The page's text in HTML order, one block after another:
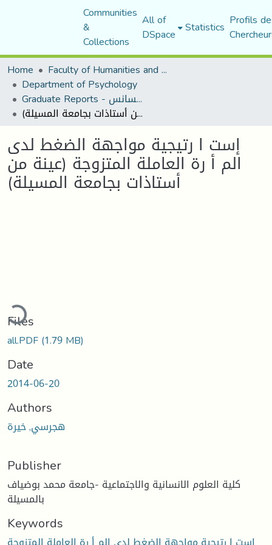
Communities
&
Collections
All of
DSpace Statistics Profils
Home
Faculty of Humanities and Social Sciences
Department of Psychology
Graduate Reports - تقارير الليسانس
إست ا رتيجية مواجهة الضغط لدى الم أ رة العاملة المتزوجة (عينة من أستاذات بجامعة المسيلة)
إست ا رتيجية مواجهة الضغط لدى
الم أ رة العاملة المتزوجة (عينة من
أستاذات بجامعة المسيلة)
Files
all.PDF(1.79 MB)
Date
2014-06-20
Authors
هجرسي, خيرة
Publisher
كلية العلوم الانسانية والاجتماعية -جامعة محمد بوضياف
بالمسيلة
Keywords